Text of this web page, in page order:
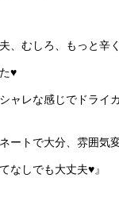
、むしろ、もっと辛
♥
ャレな感じでドライ
ートで大分、雰囲気
なしでも大丈夫♥』